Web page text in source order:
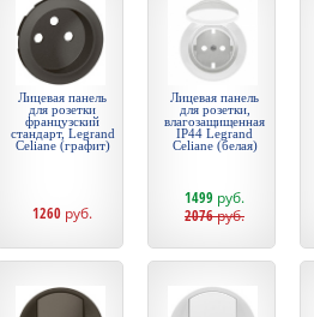
Лицевая панель
для розетки
французский
стандарт, Legrand
Celiane (графит)
1260 руб.
Лицевая панель
для розетки,
влагозащищенная
IP44 Legrand
Celiane (белая)
1499 руб.
2076руб.